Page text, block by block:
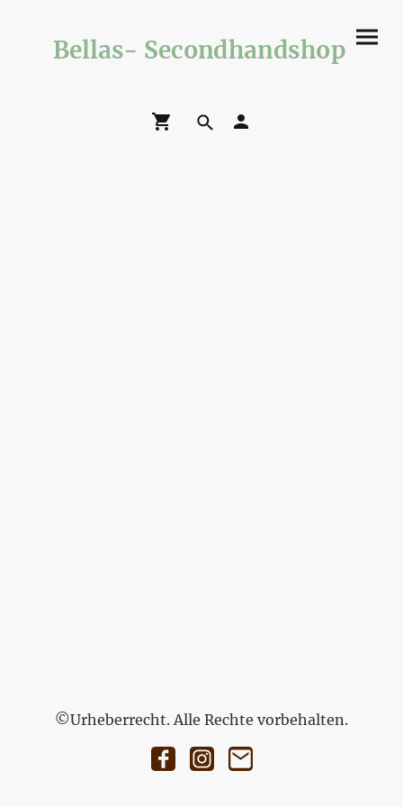
Bellas- Secondhandshop
©Urheberrecht. Alle Rechte vorbehalten.